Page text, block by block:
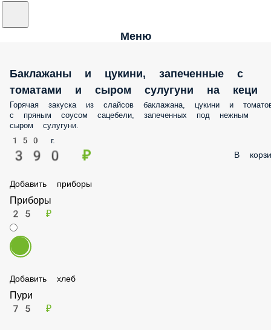
Меню
Баклажаны и цукини, запеченные с
томатами и сыром сулугуни на кеци
Горячая закуска из слайсов баклажана, цукини и
с пряным соусом сацебели, запеченных под нежным
сыром сулугуни.
150 г.
390 ₽ В
Добавить приборы
Приборы
25 ₽
Добавить хлеб
Пури